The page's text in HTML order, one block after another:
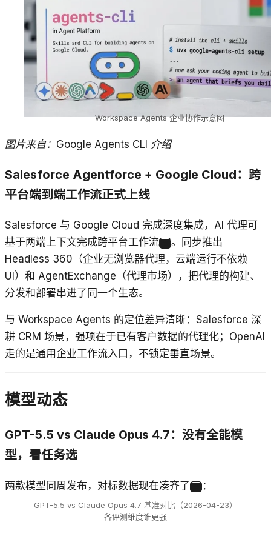
Workspace Agents 企业协作示意图
图片来自： Google Agents CLI 介绍
Salesforce Agentforce + Google Cloud：跨
平台端到端工作流正式上线
Salesforce 与 Google Cloud 完成深度集成，AI 代理可
基于两端上下文完成跨平台工作流
。同步推出
Headless 360（企业无浏览器代理，云端运行不依赖
UI）和 AgentExchange（代理市场），把代理的构建、
分发和部署串进了同一个生态。
与 Workspace Agents 的定位差异清晰：Salesforce 深
耕 CRM 场景，强项在于已有客户数据的代理化；OpenAI
走的是通用企业工作流入口，不锁定垂直场景。
模型动态
GPT-5.5 vs Claude Opus 4.7：没有全能模
型，看任务选
两款模型同周发布，对标数据现在凑齐了 ：
GPT-5.5 vs Claude Opus 4.7 基准对比（2026-04-23）
各评测维度谁更强